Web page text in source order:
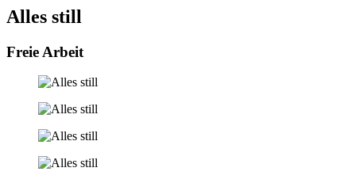
Alles still
Freie Arbeit